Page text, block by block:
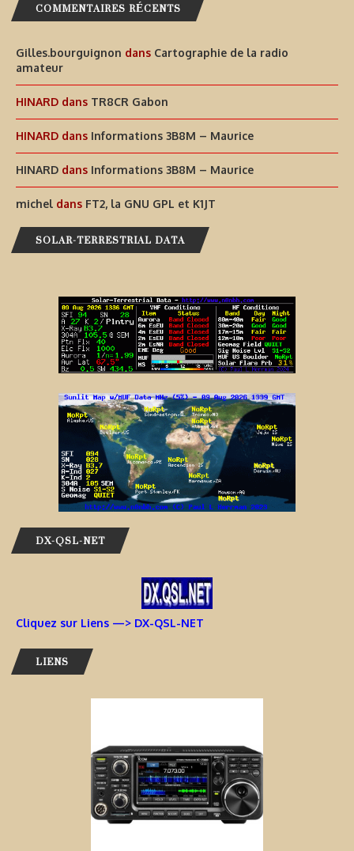
COMMENTAIRES RÉCENTS
Gilles.bourguignon dans Cartographie de la radio
amateur
HINARD dans TR8CR Gabon
HINARD dans Informations 3B8M – Maurice
HINARD dans Informations 3B8M – Maurice
michel dans FT2, la GNU GPL et K1JT
SOLAR-TERRESTRIAL DATA
DX-QSL-NET
Cliquez sur Liens —> DX-QSL-NET
LIENS